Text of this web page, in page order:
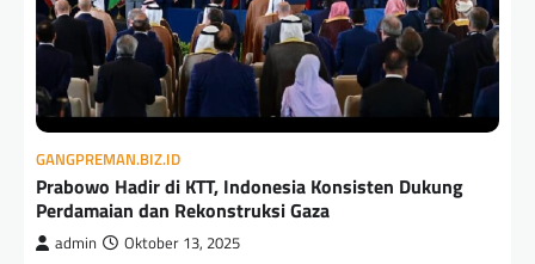
GANGPREMAN.BIZ.ID
Prabowo Hadir di KTT, Indonesia Konsisten Dukung
Perdamaian dan Rekonstruksi Gaza
admin Oktober 13, 2025